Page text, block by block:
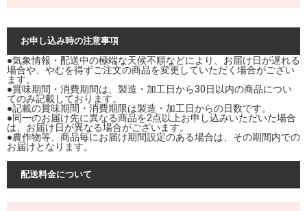
お申し込み時の注意事項
●気象情報・配送中の極端な天候不順などにより、お届け日が遅れる
場合や、やむを得ずご注文の商品を変更していただく場合がござい
ます。
●賞味期間・消費期間は、製造・加工日から30日以内の商品につい
てのみ記載しております。
●記載の賞味期間・消費期限は製造・加工日からの日数です。
●同一のお届け先に異なる商品を2点以上お申し込みいただいた場合
は、お届け日が異なる場合がございます。
●農作物等、商品毎にお届け期間設定のある場合は、その期間内での
お届けとなります。
配送料金について